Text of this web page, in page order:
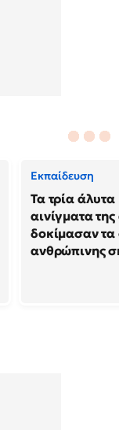
Εκπαίδευση
Τα τρία
αινίγματα
δοκίμασαν τα
ανθρώπινης